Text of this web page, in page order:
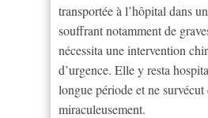
transportée à l’hôpital dans
souffrant notamment de
nécessita une intervention
d’urgence. Elle y resta
longue période et ne survécut
miraculeusement.